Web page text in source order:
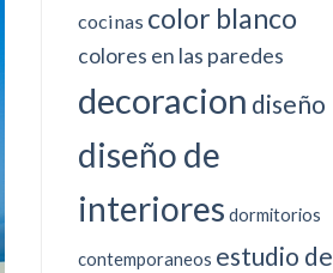
cocinas color blanco
colores en las paredes
decoracion diseño
diseño de
interiores dormitorios
contemporaneos estudio de